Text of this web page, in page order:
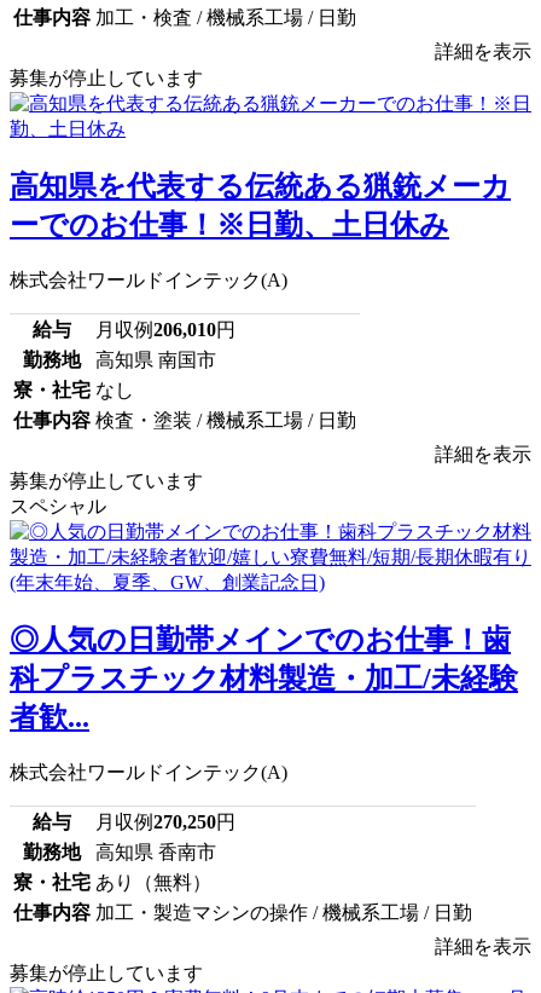
仕事内容 加工・検査 / 機械系工場 / 日勤
詳細を表示
募集が停止しています
高知県を代表する伝統ある猟銃メーカ
ーでのお仕事！※日勤、土日休み
株式会社ワールドインテック(A)
給与 月収例206,010円
勤務地
高知県 南国市
寮・社宅 なし
仕事内容 検査・塗装 / 機械系工場 / 日勤
詳細を表示
募集が停止しています
スペシャル
◎人気の日勤帯メインでのお仕事！歯
科プラスチック材料製造・加工/未経験
者歓...
株式会社ワールドインテック(A)
給与 月収例270,250円
勤務地
高知県 香南市
寮・社宅 あり（無料）
仕事内容 加工・製造マシンの操作 / 機械系工場 / 日勤
詳細を表示
募集が停止しています